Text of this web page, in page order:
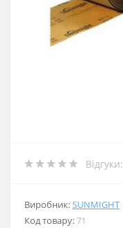
Відгуки:
Виробник:SUNMIGHT
Код товару:71